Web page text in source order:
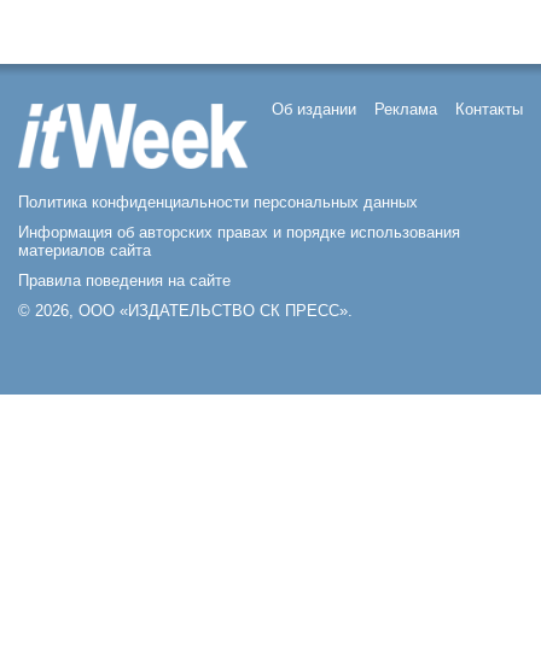
Об издании Реклама Контакты
Политика конфиденциальности персональных данных
Информация об авторских правах и порядке использования
материалов сайта
Правила поведения на сайте
© 2026, ООО «ИЗДАТЕЛЬСТВО СК ПРЕСС».